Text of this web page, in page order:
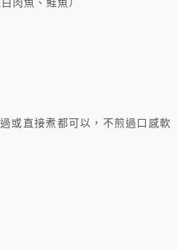
肉魚、鮭魚）
或直接煮都可以，不煎過口感軟